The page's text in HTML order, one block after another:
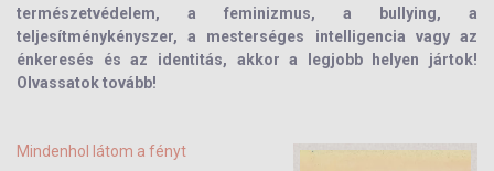
természetvédelem, a feminizmus, a bullying, a
teljesítménykényszer, a mesterséges intelligencia vagy az
énkeresés és az identitás, akkor a legjobb helyen jártok!
Olvassatok tovább!
Mindenhol látom a fényt